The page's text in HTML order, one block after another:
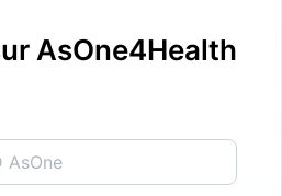
AsOne4Health